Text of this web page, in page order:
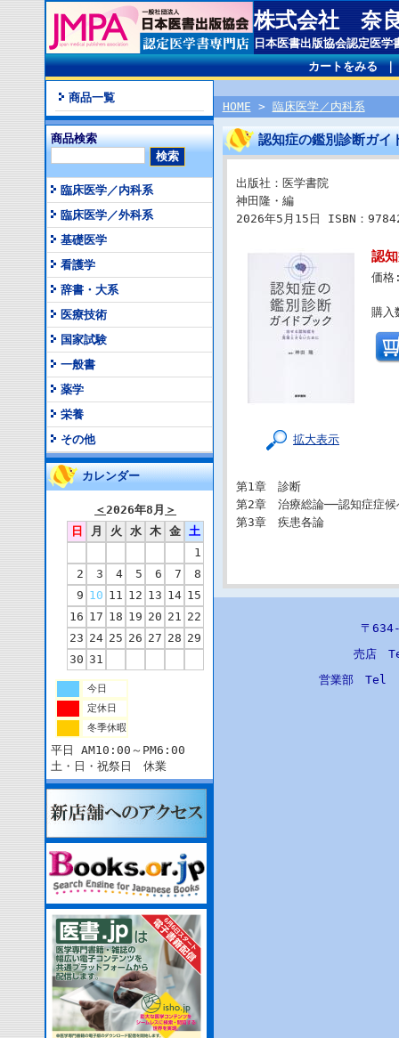
株式会社 奈
日本医書出版協会認定医
カートをみる
商品一覧
商品検索
臨床医学／内科系
臨床医学／外科系
基礎医学
看護学
辞書・大系
医療技術
国家試験
一般書
薬学
栄養
その他
カレンダー
＜2026年8月 ＞
日
月 火 水 木 金
土
1
2
3 4 5 6 7
8
9 10 11 12 13 14 15
16 17 18 19 20 21 22
23 24 25 26 27 28 29
30 31
今日
定休日
冬季休暇
平日 AM10:00～PM6:00
土・日・祝祭日 休業
HOME > 臨床医学／内科系
認知症の鑑別診断ガ
出版社：医学書院
神田隆・編
2026年5月15日 ISBN：
拡大表示
認
価
購入
第1章 診断
第2章 治療総論──認知症症候
第3章 疾患各論
〒
売店
営業部 Tel